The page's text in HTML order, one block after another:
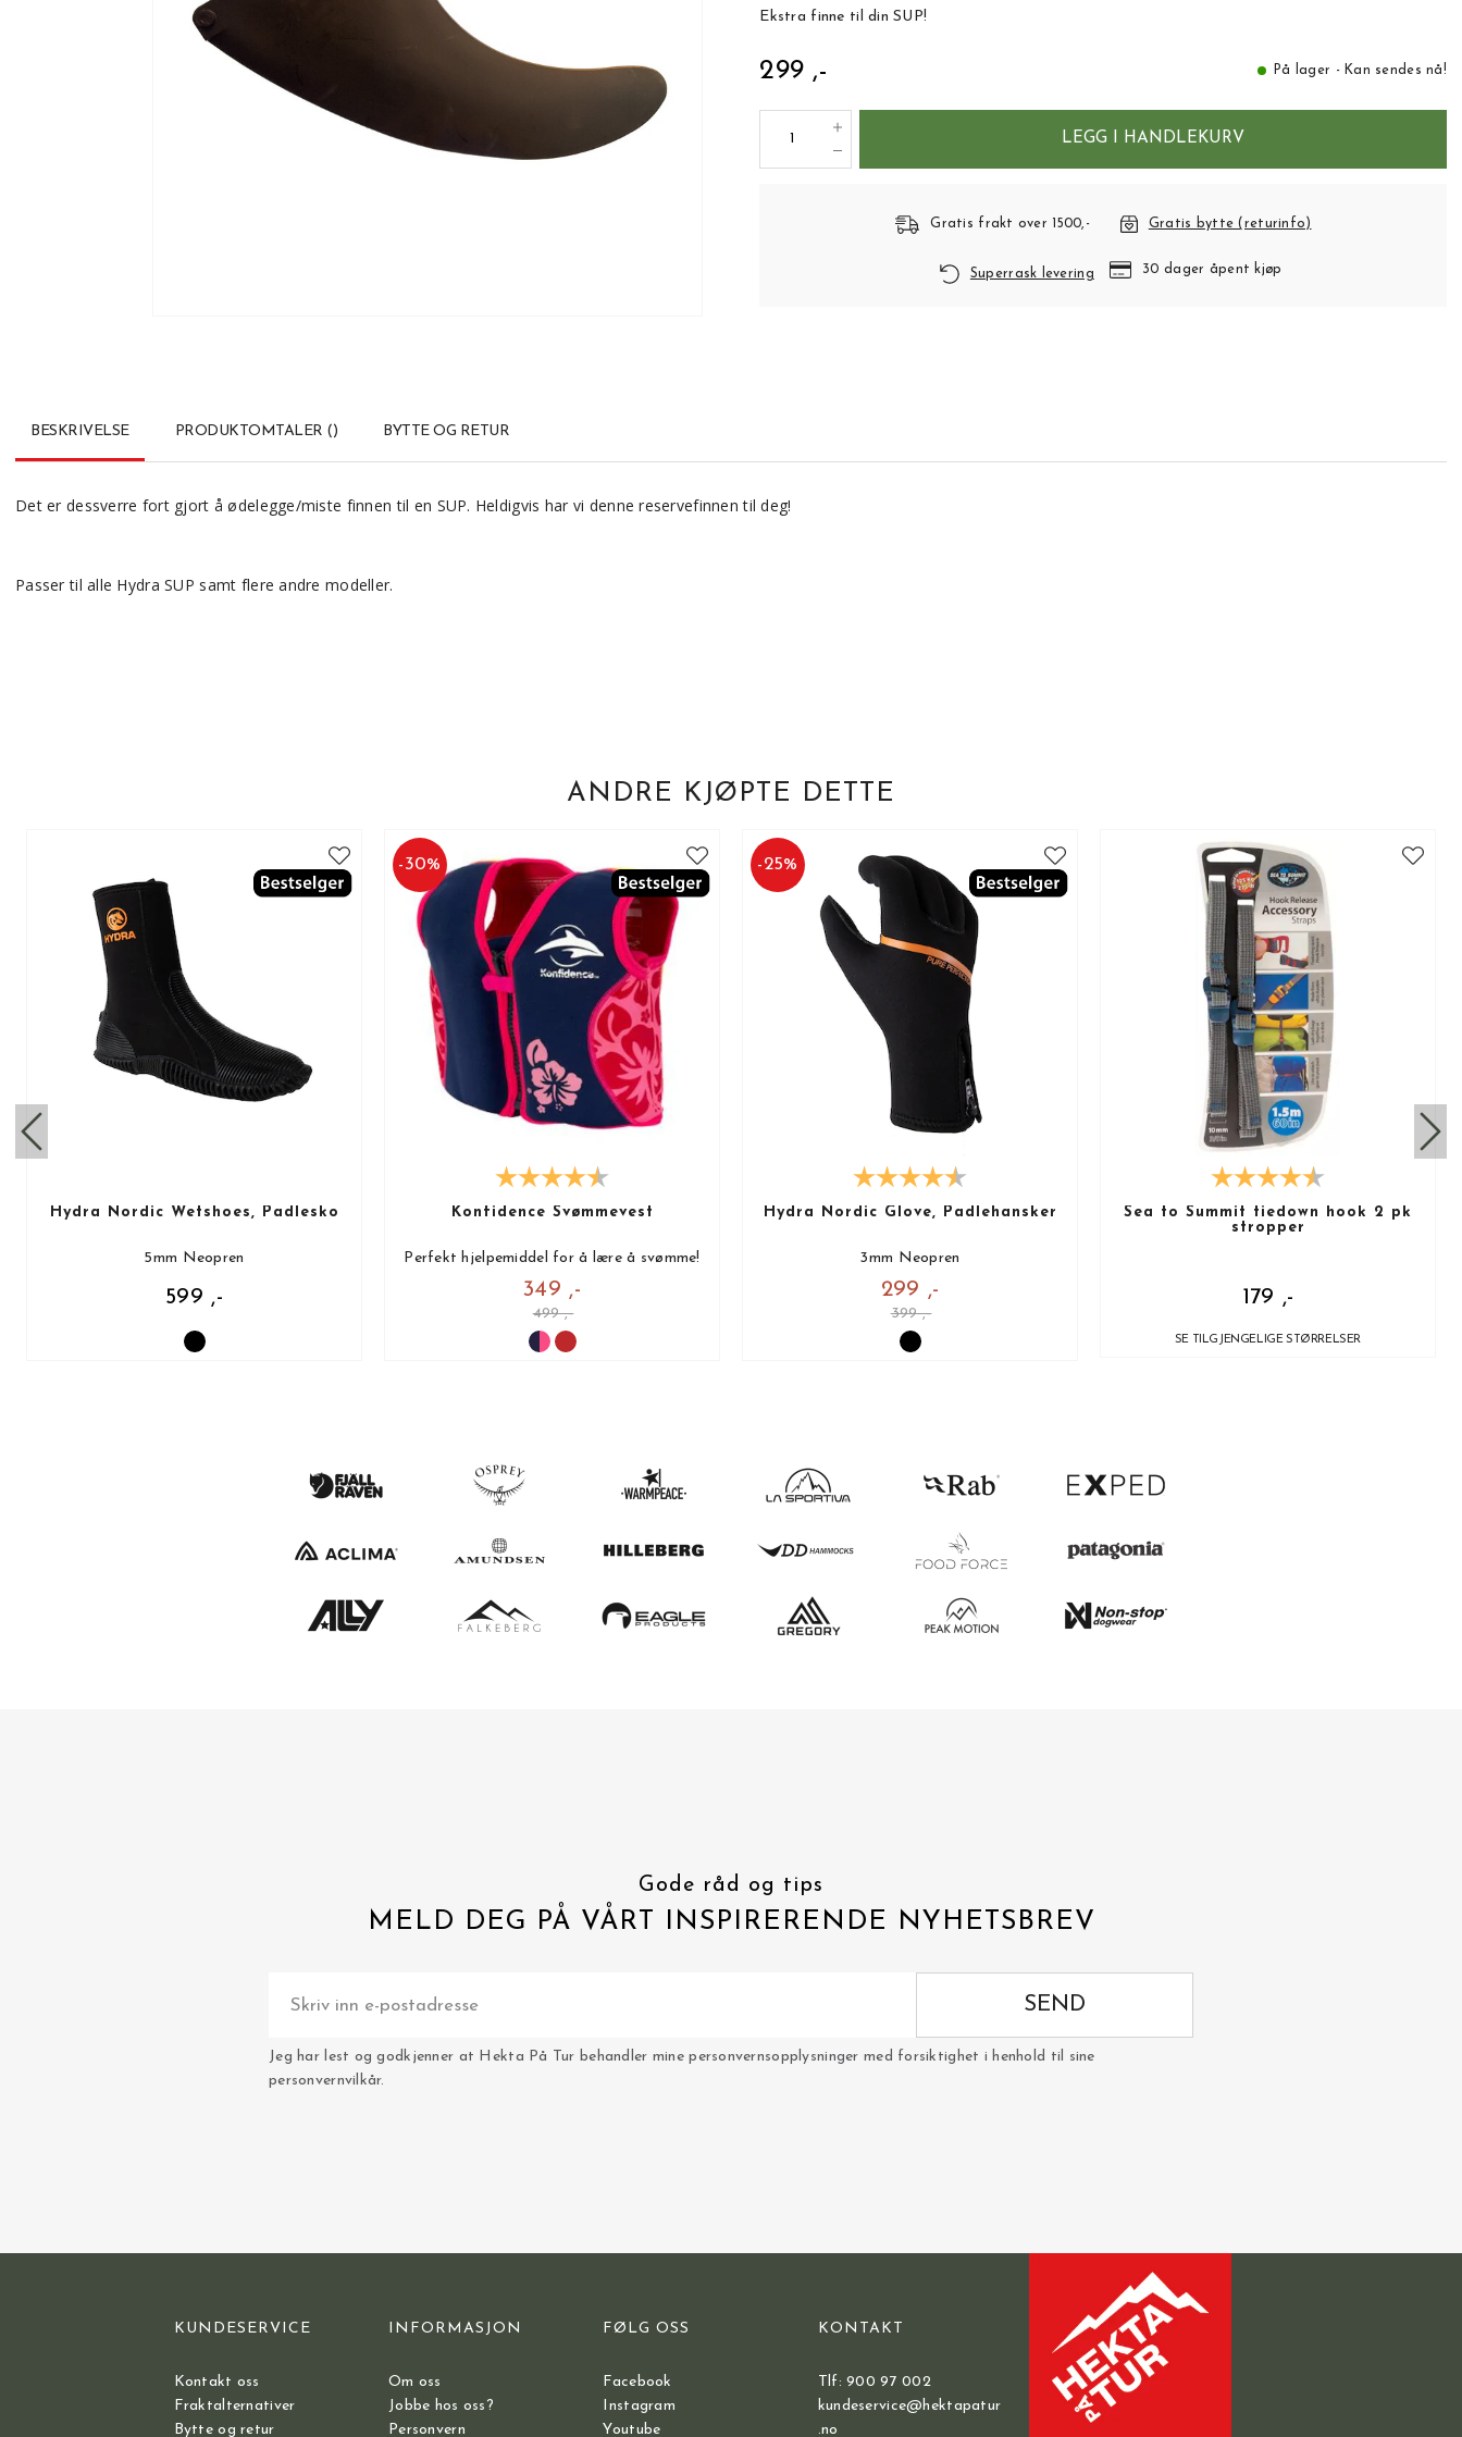
Ekstra finne til din SUP!
299 ,- På lager - Kan sendes nå!
LEGG I HANDLEKURV
Gratis frakt over 1500,- Gratis bytte (returinfo)
Superrask levering 30 dager åpent kjøp
BESKRIVELSE PRODUKTOMTALER () BYTTE OG RETUR
Det er dessverre fort gjort å ødelegge/miste finnen til en SUP. Heldigvis har vi denne reservefinnen til deg!
Passer til alle Hydra SUP samt flere andre modeller.
ANDRE KJØPTE DETTE
Hydra Nordic Wetshoes, Padlesko
5mm Neopren
599 ,-
-30%
Konfidence Svømmevest
Perfekt hjelpemiddel for å lære å svømme!
349 ,-
499 ,-
-25%
Hydra Nordic Glove, Padlehansker
3mm Neopren
299 ,-
399 ,-
Sea to Summit tiedown hook 2 pk
stropper
179 ,-
SE TILGJENGELIGE STØRRELSER
Gode råd og tips
MELD DEG PÅ VÅRT INSPIRERENDE NYHETSBREV
SEND
Jeg har lest og godkjenner at Hekta På Tur behandler mine personvernsopplysninger med forsiktighet i henhold til sine
personvernvilkår.
KUNDESERVICE
Kontakt oss
Fraktalternativer
Bytte og retur
INFORMASJON
Om oss
Jobbe hos oss?
Personvern
FØLG OSS
Facebook
Instagram
Youtube
KONTAKT
Tlf: 900 97 002
kundeservice@hektapatur
.no